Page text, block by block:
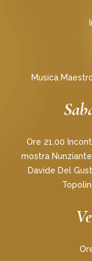
Musica
Ore 21.00
mostra
Davide Del